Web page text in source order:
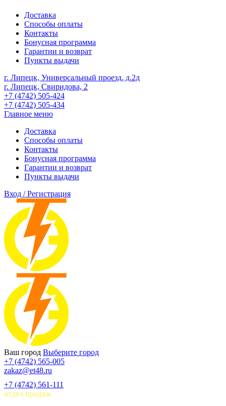
Доставка
Способы оплаты
Контакты
Бонусная программа
Гарантии и возврат
Пункты выдачи
г. Липецк, Универсальный проезд, д.2д
г. Липецк, Свиридова, 2
+7 (4742) 505-424
+7 (4742) 505-434
Главное меню
Доставка
Способы оплаты
Контакты
Бонусная программа
Гарантии и возврат
Пункты выдачи
Вход / Регистрация
Ваш город Выберите город
+7 (4742) 565-005
zakaz@et48.ru
+7 (4742) 561-111
отдел продаж